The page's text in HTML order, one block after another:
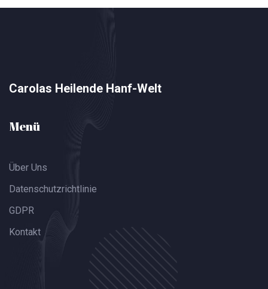
Carolas Heilende Hanf-Welt
Menü
Über Uns
Datenschutzrichtlinie
GDPR
Kontakt